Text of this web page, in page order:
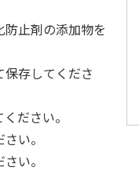
防止剤の添加物を
保存してくださ
ださい。
い。
い。